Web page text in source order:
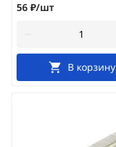
56 ₽/шт
В корзину